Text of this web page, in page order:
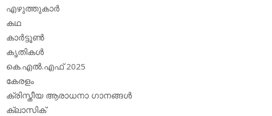
എഴുത്തുകാര്‍
കഥ
കാര്‍ട്ടൂണ്‍
കൃതികള്‍
കെ.എല്‍.എഫ് 2025
കേരളം
ക്രിസ്തീയ ആരാധനാ ഗാനങ്ങള്‍
ക്ലാസിക്‌